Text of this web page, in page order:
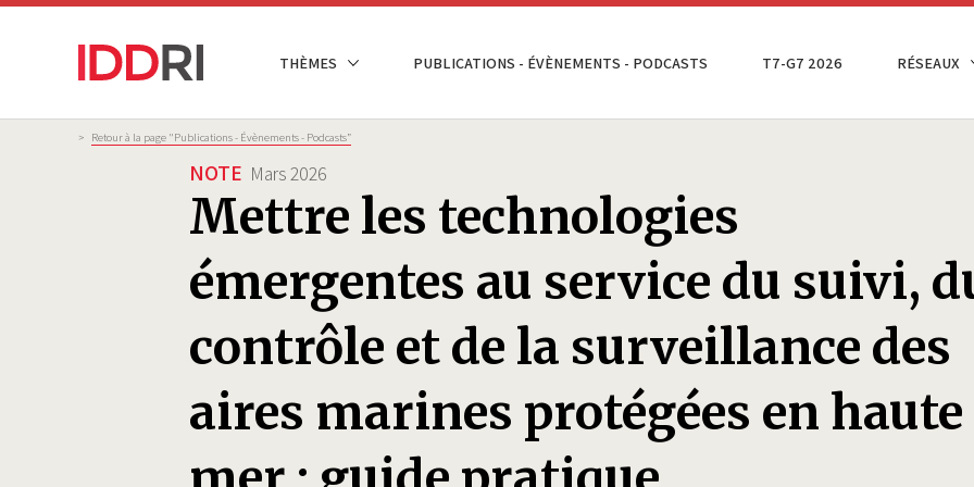
Aller
NAVIGATION
THÈMES PUBLICATIONS - ÉVÈNEMENTS - PODCASTS T7-G7 2026 RÉSEAUX
Fil
d'Ariane
> Retour à la page "Publications - Évènements - Podcasts”
NOTE Mars 2026
Mettre les technologies
émergentes au service du suivi,
contrôle et de la surveillance des
aires marines protégées en haute